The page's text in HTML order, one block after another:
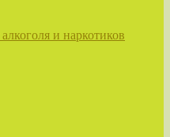
и наркотиков